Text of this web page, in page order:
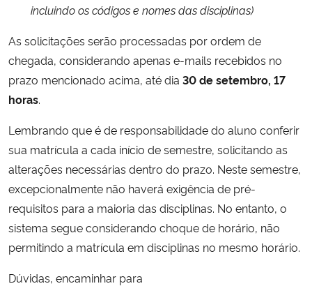
Advocacia-Geral da União
Banco Central do Brasil
Planalto
incluindo os códigos e nomes das disciplinas)
As solicitações serão processadas por ordem de
chegada, considerando apenas e-mails recebidos no
prazo mencionado acima, até dia 30de setembro, 17
horas.
Lembrando que é de responsabilidade do aluno conferir
sua matrícula a cada início de semestre, solicitando as
alterações necessárias dentro do prazo. Neste semestre,
excepcionalmente não haverá exigência de pré-
requisitos para a maioria das disciplinas. No entanto, o
sistema segue considerando choque de horário, não
permitindo a matrícula em disciplinas no mesmo horário.
Dúvidas, encaminhar para